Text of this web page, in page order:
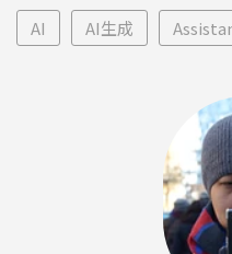
AI AI生成